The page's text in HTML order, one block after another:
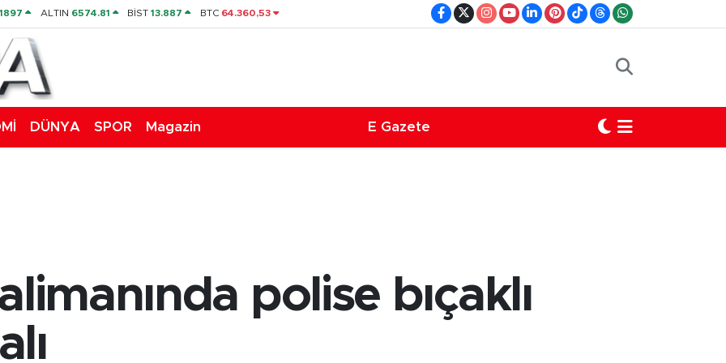
ALTIN 6574.81 BİST13.887 BTC 64.360,53
DÜNYA SPOR Magazin E Gazete
polise bıçaklı